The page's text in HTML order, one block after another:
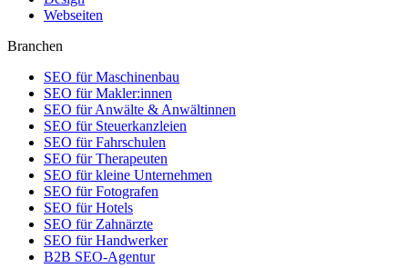
Webseiten
Branchen
SEO für Maschinenbau
SEO für Makler:innen
SEO für Anwälte & Anwältinnen
SEO für Steuerkanzleien
SEO für Fahrschulen
SEO für Therapeuten
SEO für kleine Unternehmen
SEO für Fotografen
SEO für Hotels
SEO für Zahnärzte
SEO für Handwerker
B2B SEO-Agentur